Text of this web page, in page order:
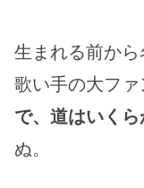
生まれる前か
歌い手の大ファ
で、道はいく
ぬ。